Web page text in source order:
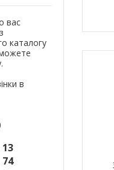
вас
каталогу
в
13
74